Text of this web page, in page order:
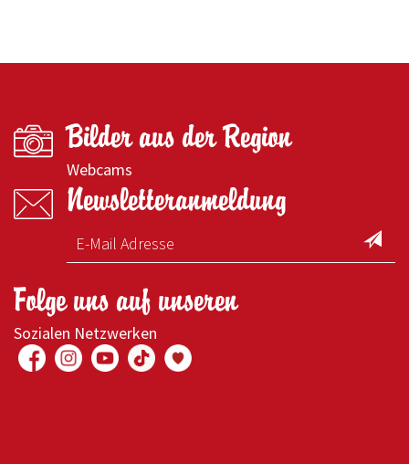
Bilder aus der Region
Webcams
Newsletteranmeldung
Folge uns auf unseren
Sozialen Netzwerken